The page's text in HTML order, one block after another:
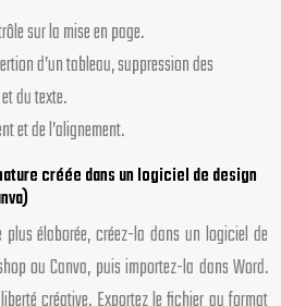
sur la mise en page.
d’un tableau, suppression des
du texte.
et de l’alignement.
créée dans un logiciel de design
élaborée, créez-la dans un logiciel de
ou Canva, puis importez-la dans Word.